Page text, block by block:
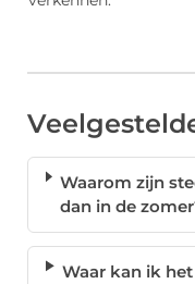
Waarom zijn
dan in de
Waar kan ik